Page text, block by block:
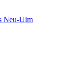
Neu-Ulm